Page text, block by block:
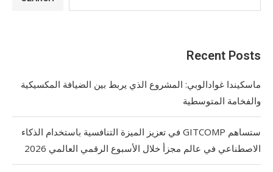
Recent Posts
ماسكيندا غوادالوبي: المشروع الذي يربط بين الضيافة المكسيكية
والفخامة المتوسطية
ستساهم GITCOMP في تعزيز الميزة التنافسية باستخدام الذكاء
الاصطناعي في عالم مجزأ خلال الأسبوع الرقمي العالمي 2026